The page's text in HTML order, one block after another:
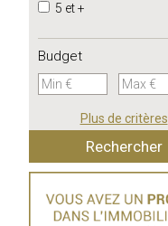
5 et +
Budget
Plus de critères